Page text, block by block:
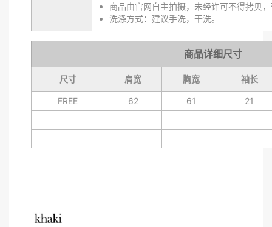
商品由官网自主拍摄，未经许可不得拷贝
洗涤方式：建议手洗，干洗。
商品详细尺寸
尺寸 肩宽 胸宽 袖长
FREE 62 61 21